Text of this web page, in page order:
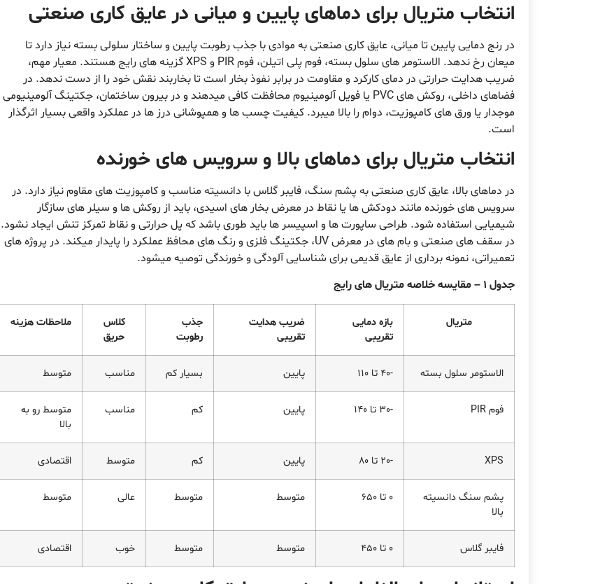
انتخاب متریال برای دماهای پایین و میانی در عایق کاری صنعتی
در رنج دمایی پایین تا میانی، عایق کاری صنعتی به موادی با جذب رطوبت پایین و ساختار سلولی بسته نیاز دارد تا
میعان رخ ندهد. الاستومر های سلول بسته، فوم پلی اتیلن، فوم PIR و XPS گزینه های رایج هستند. معیار مهم،
ضریب هدایت حرارتی در دمای کارکرد و مقاومت در برابر نفوذ بخار است تا بخاربند نقش خود را از دست ندهد. در
فضاهای داخلی، روکش های PVC یا فویل آلومینیوم محافظت کافی میدهند و در بیرون ساختمان، جکتینگ آلومینیومی
موجدار یا ورق های کامپوزیت، دوام را بالا میبرد. کیفیت چسب ها و همپوشانی درز ها در عملکرد واقعی بسیار اثرگذار
است.
انتخاب متریال برای دماهای بالا و سرویس های خورنده
در دماهای بالا، عایق کاری صنعتی به پشم سنگ، فایبر گلاس با دانسیته مناسب و کامپوزیت های مقاوم نیاز دارد. در
سرویس های خورنده مانند دودکش ها یا نقاط در معرض بخار های اسیدی، باید از روکش ها و سیلر های سازگار
شیمیایی استفاده شود. طراحی ساپورت ها و اسپیسر ها باید طوری باشد که پل حرارتی و نقاط تمرکز تنش ایجاد نشود.
در سقف های صنعتی و بام های در معرض UV، جکتینگ فلزی و رنگ های محافظ عملکرد را پایدار میکند. در پروژه های
تعمیراتی، نمونه برداری از عایق قدیمی برای شناسایی آلودگی و خورندگی توصیه میشود.
جدول 1 – مقایسه خلاصه متریال های رایج
متریال
بازه دمایی
تقریبی
ضریب هدایت
تقریبی
جذب
رطوبت
کلاس
حریق
ملاحظات هزینه
الاستومر سلول بسته -40 تا 110 پایین بسیار کم مناسب متوسط
فوم PIR -30 تا 140 پایین کم مناسب
متوسط رو به
بالا
XPS -20 تا 80 پایین کم متوسط اقتصادی
پشم سنگ دانسیته
بالا
0 تا 650 متوسط متوسط عالی متوسط
فایبر گلاس 0 تا 450 متوسط متوسط خوب اقتصادی